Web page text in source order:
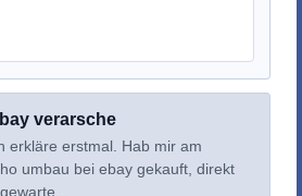
verarsche
erkläre erstmal. Hab mir am
umbau bei ebay gekauft, direkt